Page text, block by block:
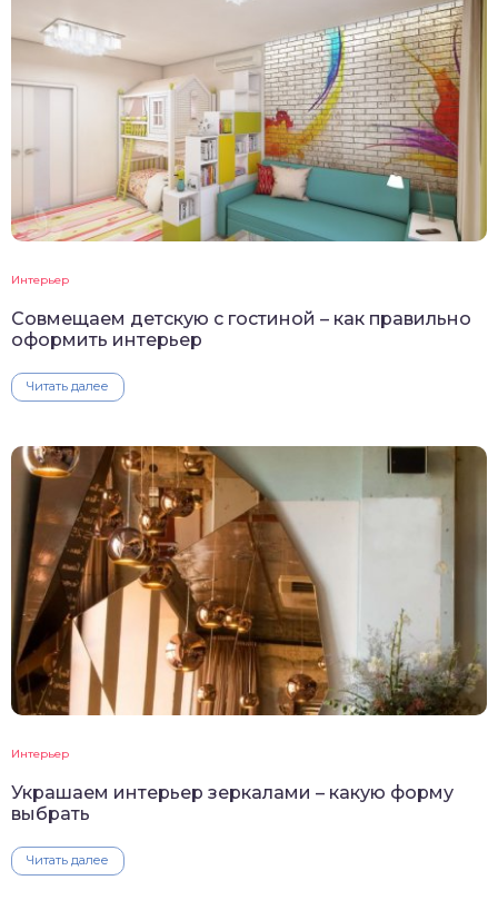
Интерьер
Совмещаем детскую с гостиной – как правильно
оформить интерьер
Читать далее
Интерьер
Украшаем интерьер зеркалами – какую форму
выбрать
Читать далее